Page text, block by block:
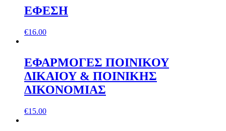
ΕΦΕΣΗ
€16.00
ΕΦΑΡΜΟΓΕΣ ΠΟΙΝΙΚΟΥ
ΔΙΚΑΙΟΥ & ΠΟΙΝΙΚΗΣ
ΔΙΚΟΝΟΜΙΑΣ
€15.00